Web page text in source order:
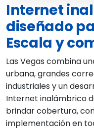
Internet
diseñado
Escala y
Las Vegas combina
urbana, grandes
industriales y un
Internet inalámbrico
brindar cobertura,
implementación en